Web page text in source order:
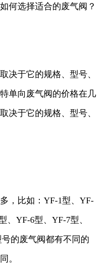
何选择适合的废气阀？
决于它的规格、型号、
单向废气阀的价格在几
决于它的规格、型号、
，比如：YF-1型、YF-
、YF-6型、YF-7型、
的废气阀都有不同的
。